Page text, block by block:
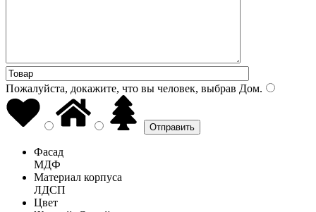
Пожалуйста, докажите, что вы человек, выбрав Дом.
Фасад
МДФ
Материал корпуса
ЛДСП
Цвет